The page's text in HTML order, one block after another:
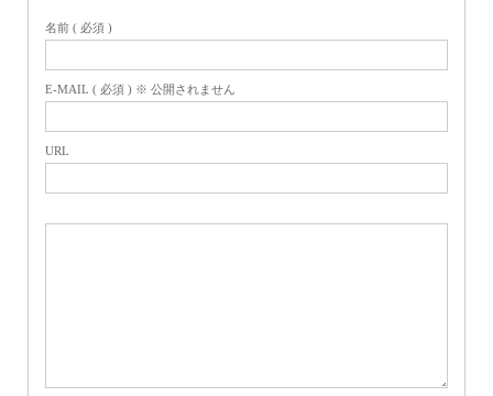
名前 ( 必須 )
E-MAIL ( 必須 ) ※ 公開されません
URL